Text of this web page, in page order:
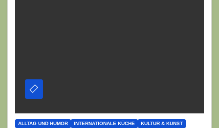
ALLTAG UND HUMOR INTERNATIONALE KÜCHE
KULTUR & KUNST